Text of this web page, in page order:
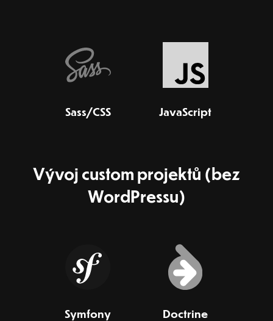
Sass/CSS JavaScript
Vývoj custom projektů (bez
WordPressu)
Symfony Doctrine